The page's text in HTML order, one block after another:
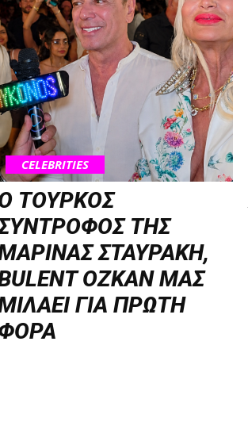
CELEBRITIES
ΤΟΥΡΚΟΣ
ΤΗΣ
ΣΤΑΥΡΑΚΗ,
OZKAN ΜΑΣ
ΓΙΑ ΠΡΩΤΗ